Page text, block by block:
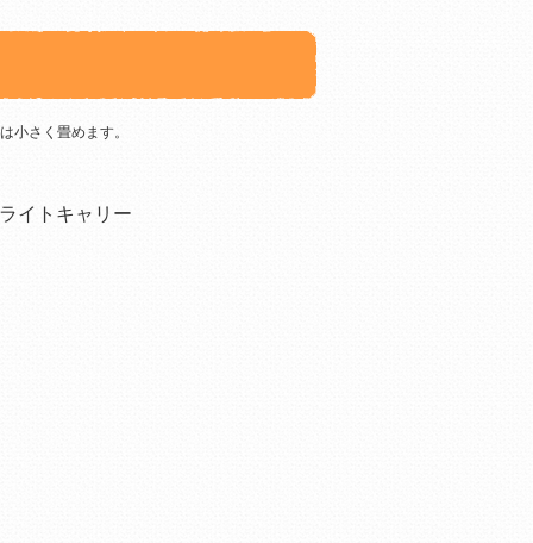
小さく畳めます。
イトキャリー